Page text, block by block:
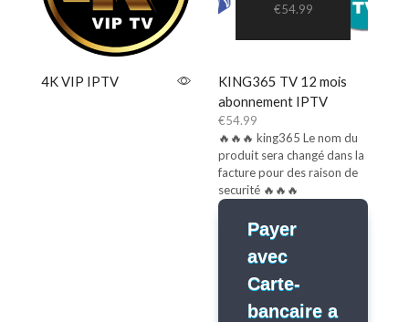
4K VIP IPTV
€54.99
KING365 TV 12 mois
abonnement IPTV
€54.99
🔥🔥🔥 king365 Le nom du
produit sera changé dans la
facture pour des raison de
securité 🔥🔥🔥
Payer
avec
Carte-
bancaire a